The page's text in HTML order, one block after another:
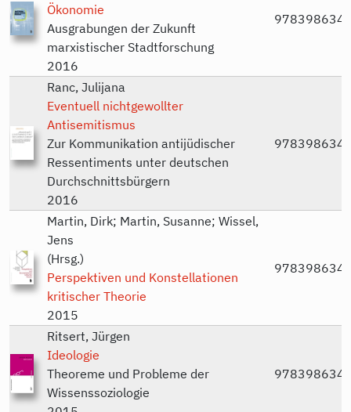
Ökonomie
Ausgrabungen der Zukunft
marxistischer Stadtforschung
2016
Ranc, Julijana
Eventuell nichtgewollter
Antisemitismus
Zur Kommunikation antijüdischer
Ressentiments unter deutschen
Durchschnittsbürgern
2016
Martin, Dirk; Martin, Susanne; Wissel,
Jens
(Hrsg.)
Perspektiven und Konstellationen
kritischer Theorie
2015
Ritsert, Jürgen
Ideologie
Theoreme und Probleme der
Wissenssoziologie